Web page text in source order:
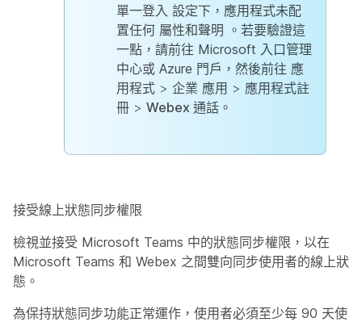
單一登入 設定下，應用程式未配
置任何 屬性和聲明 。若要驗證這
一點，請前往 Microsoft 入口管理
中心或 Azure 門戶，然後前往 應
用程式 > 企業 應用 > 應用程式註
冊 > Webex 通話 。
接受線上狀態同步權限
檢視並接受 Microsoft Teams 中的狀態同步權限，以在
Microsoft Teams 和 Webex 之間雙向同步使用者的線上狀
態。
為保持狀態同步功能正常運作，使用者必須至少每 90 天使